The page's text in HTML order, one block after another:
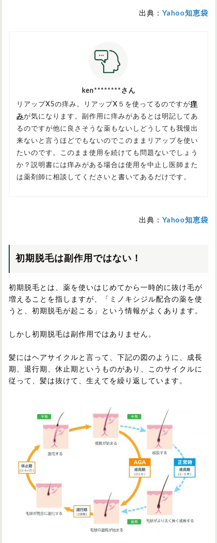
出典： Yahoo知恵袋
ken********さん
リアップX5の痒み。リアップX５を使ってるのですが痒
みが気になります。副作用に痒みがあるとは明記してあ
るのですが他に良さそうな薬もないしどうしても我慢出
来ないと言うほどでもないのでこのままリアップを使い
たいのです。このまま使用を続けても問題ないでしょう
か？説明書には痒みがある場合は使用を中止し医師また
は薬剤師に相談してくださいと書いてあるだけです。
出典： Yahoo知恵袋
初期脱毛は副作用ではない！
初期脱毛とは、薬を使いはじめてから一時的に抜け毛が
増えることを指しますが、「ミノキシジル配合の薬を使
うと、初期脱毛が起こる」という情報がよくあります。
しかし初期脱毛は副作用ではありません。
髪にはヘアサイクルと言って、下記の図のように、成長
期、退行期、休止期というものがあり、このサイクルに
従って、髪は抜けて、生えてを繰り返しています。